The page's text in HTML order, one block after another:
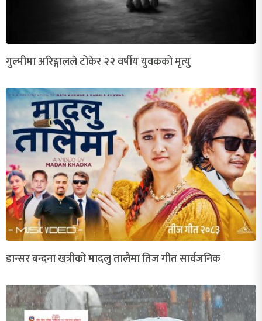
गुल्मीमा अरिङ्गालले टोकेर २२ वर्षीय युवकको मृत्यु
डान्सर बन्दना खत्रीको मादलु तालैमा तिज गीत सार्वजनिक